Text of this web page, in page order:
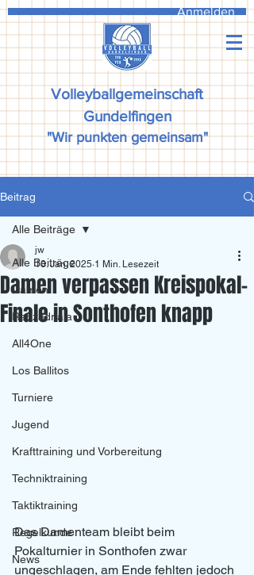
Anmelden
Volleyballgemeinschaft
Gundelfingen
"Wir punkten gemeinsam"
Beitrag
Alle Beiträge
Damen
Ranzadriala
All4One
Los Ballitos
Turniere
Jugend
Krafttraining und Vorbereitung
Techniktraining
Taktiktraining
Regelkunde
News
Alle Beiträge
Damen verpassen Kreispokal-
Finale in Sonthofen knapp
jw
13. Jan. 2025 1 Min. Lesezeit
Das Damenteam bleibt beim
Pokalturnier in Sonthofen zwar
ungeschlagen, am Ende fehlten jedoch